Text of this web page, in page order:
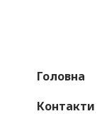
Головна
Контакти